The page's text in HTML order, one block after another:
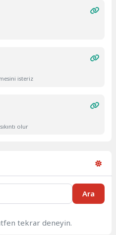
isteriz
olur
Ara
tekrar deneyin.